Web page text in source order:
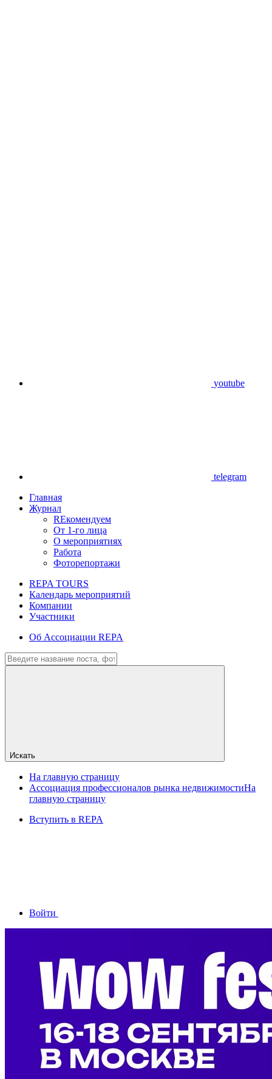
youtube
telegram
Главная
Журнал
REкомендуем
От 1-го лица
О мероприятиях
Работа
Фоторепортажи
REPA TOURS
Календарь мероприятий
Компании
Участники
Об Ассоциации REPA
Искать
На главную страницу
Ассоциация профессионалов рынка недвижимостиНа
главную страницу
Вступить в REPA
Войти